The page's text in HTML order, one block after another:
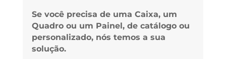
Se você precisa de uma Caixa, um
Quadro ou um Painel, de catálogo ou
personalizado, nós temos a sua
solução.